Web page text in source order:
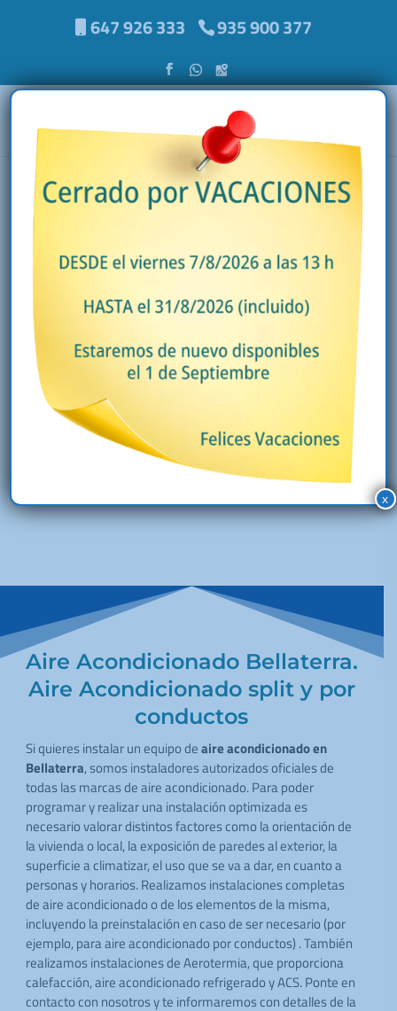
647 926 333 935 900 377
Aire Acondicionado
Bellaterra
Ver Aire Acondicionado
Aire Acondicionado Bellaterra.
Aire Acondicionado split y por
conductos
Si quieres instalar un equipo deaire acondicionado en
Bellaterra, somos instaladores autorizados oficiales de
todas las marcas de aire acondicionado. Para poder
programar y realizar una instalación optimizada es
necesario valorar distintos factores como la orientación de
la vivienda o local, la exposición de paredes al exterior, la
superficie a climatizar, el uso que se va a dar, en cuanto a
personas y horarios. Realizamos instalaciones completas
de aire acondicionado o de los elementos de la misma,
incluyendo la preinstalación en caso de ser necesario (por
ejemplo, para aire acondicionado por conductos) . También
realizamos instalaciones de Aerotermia, que proporciona
calefacción, aire acondicionado refrigerado y ACS. Ponte en
contacto con nosotros y te informaremos con detalles de la
x